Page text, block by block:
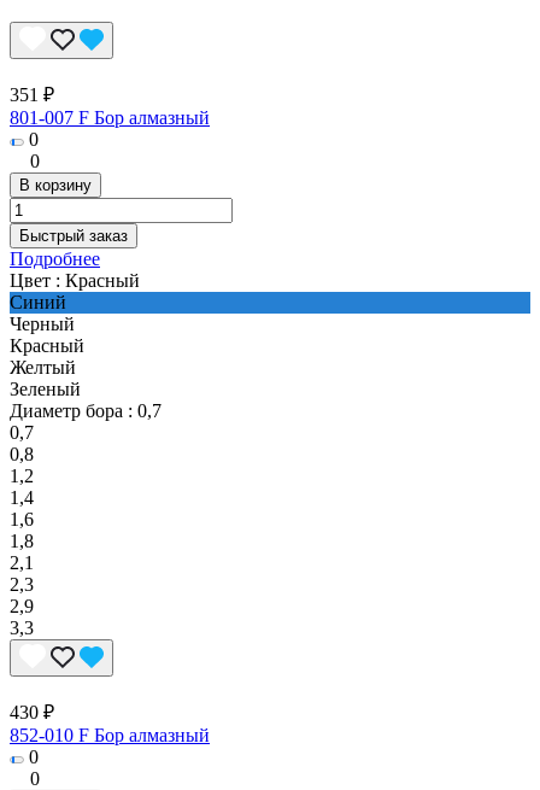
351 ₽
801-007 F Бор алмазный
0
0
В корзину
Быстрый заказ
Подробнее
Цвет : Красный
Синий
Черный
Красный
Желтый
Зеленый
Диаметр бора : 0,7
0,7
0,8
1,2
1,4
1,6
1,8
2,1
2,3
2,9
3,3
430 ₽
852-010 F Бор алмазный
0
0